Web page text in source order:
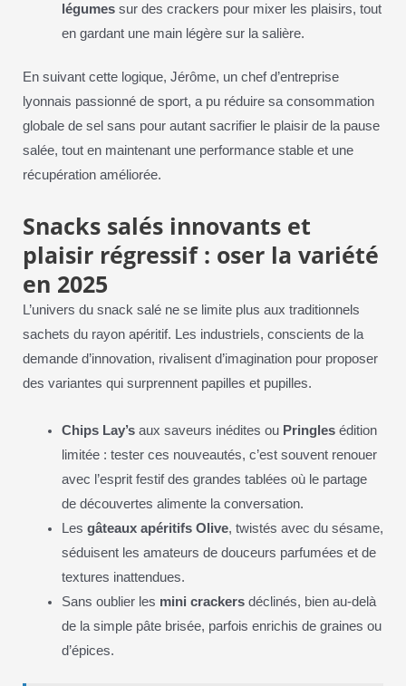
légumes sur des crackers pour mixer les plaisirs, tout
en gardant une main légère sur la salière.
En suivant cette logique, Jérôme, un chef d’entreprise
lyonnais passionné de sport, a pu réduire sa consommation
globale de sel sans pour autant sacrifier le plaisir de la pause
salée, tout en maintenant une performance stable et une
récupération améliorée.
Snacks salés innovants et
plaisir régressif : oser la variété
en 2025
L’univers du snack salé ne se limite plus aux traditionnels
sachets du rayon apéritif. Les industriels, conscients de la
demande d’innovation, rivalisent d’imagination pour proposer
des variantes qui surprennent papilles et pupilles.
Chips Lay’s aux saveurs inédites ou Pringles édition
limitée : tester ces nouveautés, c’est souvent renouer
avec l’esprit festif des grandes tablées où le partage
de découvertes alimente la conversation.
Lesgâteaux apéritifs Olive, twistés avec du sésame,
séduisent les amateurs de douceurs parfumées et de
textures inattendues.
Sans oublier les mini crackers déclinés, bien au-delà
de la simple pâte brisée, parfois enrichis de graines ou
d’épices.